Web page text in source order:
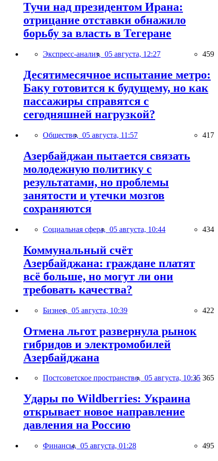
Тучи над президентом Ирана:
отрицание отставки обнажило
борьбу за власть в Тегеране
Экспресс-анализ, 05 августа, 12:27 459
Десятимесячное испытание метро:
Баку готовится к будущему, но как
пассажиры справятся с
сегодняшней нагрузкой?
Общество, 05 августа, 11:57 417
Азербайджан пытается связать
молодежную политику с
результатами, но проблемы
занятости и утечки мозгов
сохраняются
Социальная сфера, 05 августа, 10:44 434
Коммунальный счёт
Азербайджана: граждане платят
всё больше, но могут ли они
требовать качества?
Бизнес, 05 августа, 10:39 422
Отмена льгот развернула рынок
гибридов и электромобилей
Азербайджана
Постсоветское пространство, 05 августа, 10:35 365
Удары по Wildberries: Украина
открывает новое направление
давления на Россию
Финансы, 05 августа, 01:28 495